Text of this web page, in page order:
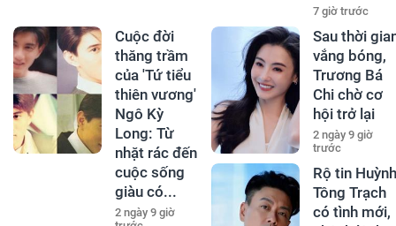
7 giờ trước
Cuộc đời
thăng trầm
của 'Tứ tiểu
thiên vương'
Ngô Kỳ
Long: Từ
nhặt rác đến
cuộc sống
giàu có...
2 ngày 9 giờ
Sau thời
vắng bóng,
Trương Bá
Chi chờ cơ
hội trở lại
2 ngày 9 giờ
trước
Rộ tin Huỳnh
Tông Trạch
có tình mới,